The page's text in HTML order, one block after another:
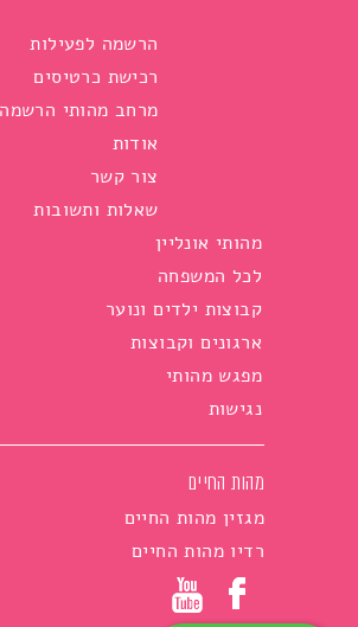
הרשמה לפעילות
רכישת כרטיסים
מרחב מהותי
אודות
צור קשר
שאלות ותשובות
מהותי אונליין
לכל המשפחה
קבוצות ילדים ונוער
ארגונים וקבוצות
מפגש מהותי
נגישות
מהות החיים
מגזין מהות החיים
רדיו מהות החיים